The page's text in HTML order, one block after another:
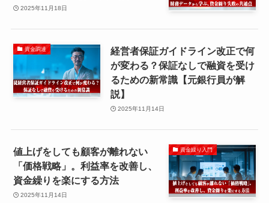
2025年11月18日
資金調達
経営者保証ガイドライン改正で何
が変わる？保証なしで融資を受け
るための新常識【元銀行員が解
説】
2025年11月14日
資金繰り入門
値上げをしても顧客が離れない
「価格戦略」。利益率を改善し、
資金繰りを楽にする方法
2025年11月14日